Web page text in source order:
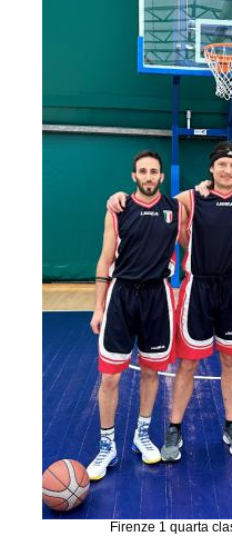
Firenze 1 quarta